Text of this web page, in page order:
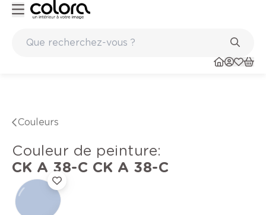
Couleurs
Couleur de peinture:
CK A 38-C CK A 38-C